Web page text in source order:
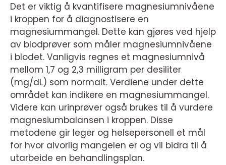
Det er viktig å kvantifisere magnesiumnivåene
i kroppen for å diagnostisere en
magnesiummangel. Dette kan gjøres ved hjelp
av blodprøver som måler magnesiumnivåene
i blodet. Vanligvis regnes et magnesiumnivå
mellom 1,7 og 2,3 milligram per desiliter
(mg/dL) som normalt. Verdiene under dette
området kan indikere en magnesiummangel.
Videre kan urinprøver også brukes til å vurdere
magnesiumbalansen i kroppen. Disse
metodene gir leger og helsepersonell et mål
for hvor alvorlig mangelen er og vil bidra til å
utarbeide en behandlingsplan.